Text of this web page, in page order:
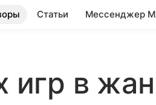
Статьи Мессенджер
игр в